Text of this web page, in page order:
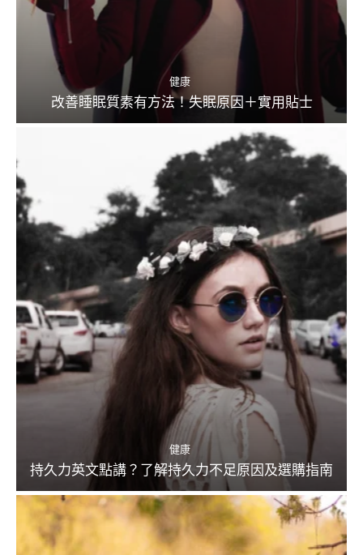
健康
改善睡眠質素有方法！失眠原因＋實用貼士
健康
持久力英文點講？了解持久力不足原因及選購指南